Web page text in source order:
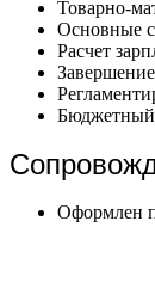
Товарно-
Основные
Расчет
Бюджетный
Оформлен